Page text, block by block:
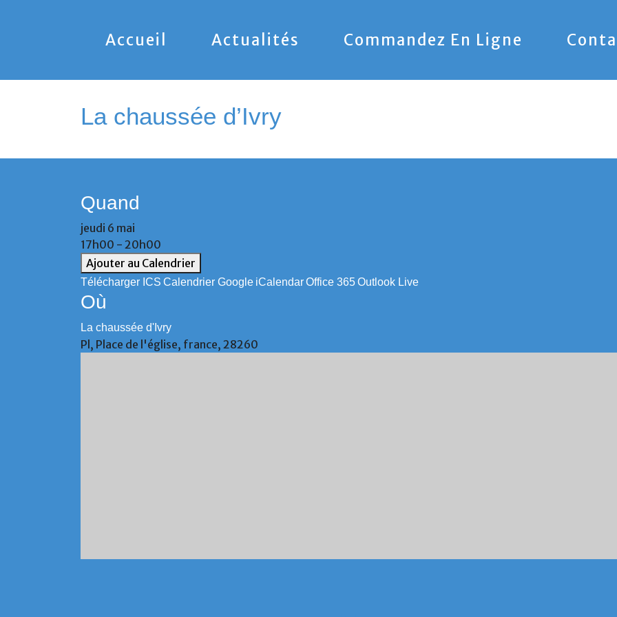
Accueil Actualités Commandez En Ligne
La chaussée d’Ivry
Quand
jeudi 6 mai
17h00 - 20h00
Ajouter au Calendrier
Télécharger ICS Calendrier Google iCalendarOffice 365Outlook Live
Où
La chaussée d'Ivry
Pl, Place de l'église, france, 28260